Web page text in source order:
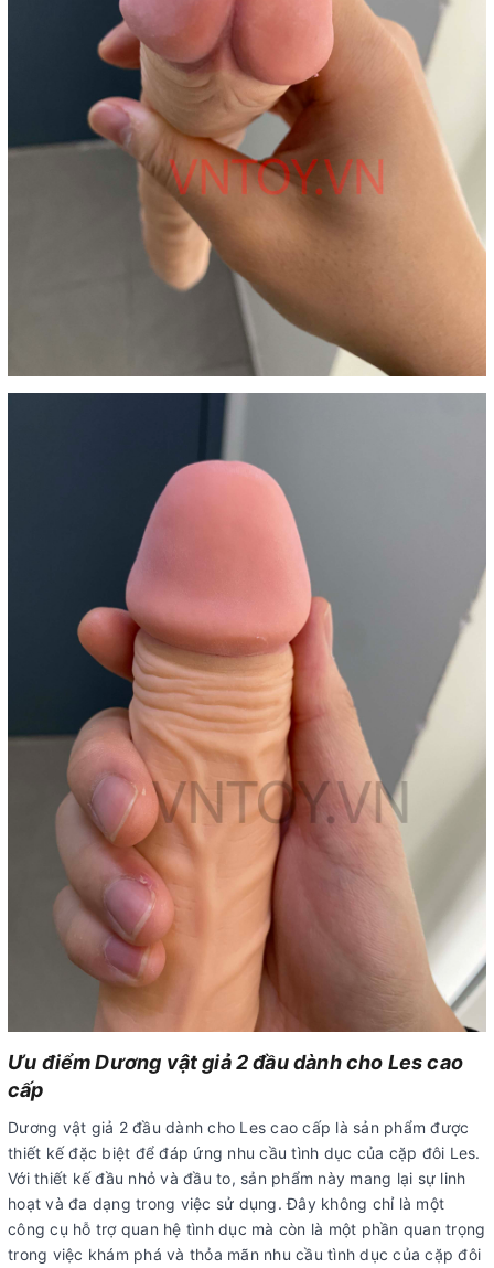
Ưu điểm Dương vật giả 2 đầu dành cho Les cao
cấp
Dương vật giả 2 đầu dành cho Les cao cấp là sản phẩm được
thiết kế đặc biệt để đáp ứng nhu cầu tình dục của cặp đôi Les.
Với thiết kế đầu nhỏ và đầu to, sản phẩm này mang lại sự linh
hoạt và đa dạng trong việc sử dụng. Đây không chỉ là một
công cụ hỗ trợ quan hệ tình dục mà còn là một phần quan trọng
trong việc khám phá và thỏa mãn nhu cầu tình dục của cặp đôi